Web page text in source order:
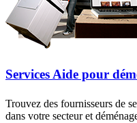
Services Aide pour
Trouvez des fournisseurs de
dans votre secteur et